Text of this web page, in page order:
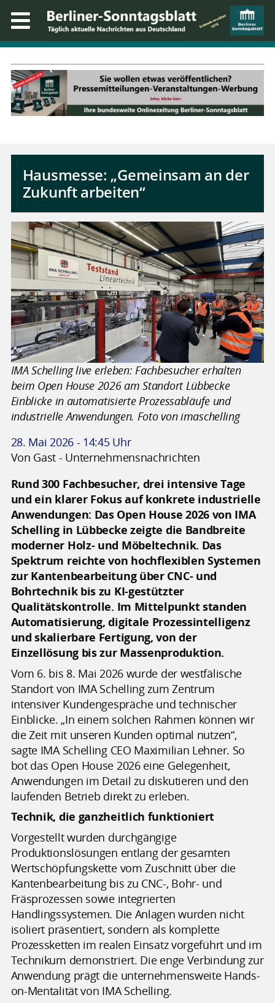
Hausmesse: „Gemeinsam an der
Zukunft arbeiten“
IMA Schelling live erleben: Fachbesucher erhalten
beim Open House 2026 am Standort Lübbecke
Einblicke in automatisierte Prozessabläufe und
industrielle Anwendungen. Foto von imaschelling
28. Mai 2026 - 14:45 Uhr
Von Gast - Unternehmensnachrichten
Rund 300 Fachbesucher, drei intensive Tage
und ein klarer Fokus auf konkrete industrielle
Anwendungen: Das Open House 2026 von IMA
Schelling in Lübbecke zeigte die Bandbreite
moderner Holz- und Möbeltechnik. Das
Spektrum reichte von hochflexiblen Systemen
zur Kantenbearbeitung über CNC- und
Bohrtechnik bis zu KI-gestützter
Qualitätskontrolle. Im Mittelpunkt standen
Automatisierung, digitale Prozessintelligenz
und skalierbare Fertigung, von der
Einzellösung bis zur Massenproduktion.
Vom 6. bis 8. Mai 2026 wurde der westfälische
Standort von IMA Schelling zum Zentrum
intensiver Kundengespräche und technischer
Einblicke. „In einem solchen Rahmen können wir
die Zeit mit unseren Kunden optimal nutzen“,
sagte IMA Schelling CEO Maximilian Lehner. So
bot das Open House 2026 eine Gelegenheit,
Anwendungen im Detail zu diskutieren und den
laufenden Betrieb direkt zu erleben.
Technik, die ganzheitlich funktioniert
Vorgestellt wurden durchgängige
Produktionslösungen entlang der gesamten
Wertschöpfungskette vom Zuschnitt über die
Kantenbearbeitung bis zu CNC-, Bohr- und
Fräsprozessen sowie integrierten
Handlingssystemen. Die Anlagen wurden nicht
isoliert präsentiert, sondern als komplette
Prozessketten im realen Einsatz vorgeführt und im
Technikum demonstriert. Die enge Verbindung zur
Anwendung prägt die unternehmensweite Hands-
on-Mentalität von IMA Schelling.